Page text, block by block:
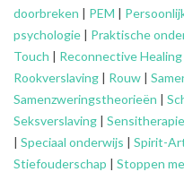
doorbreken | PEM |
psychologie | Praktische
Touch | Reconnective Healing
Rookverslaving | Rouw |
Samenzweringstheorieën |
Seksverslaving | Sensitherapie
| Speciaal onderwijs | Spirit-
Stiefouderschap | Stoppen